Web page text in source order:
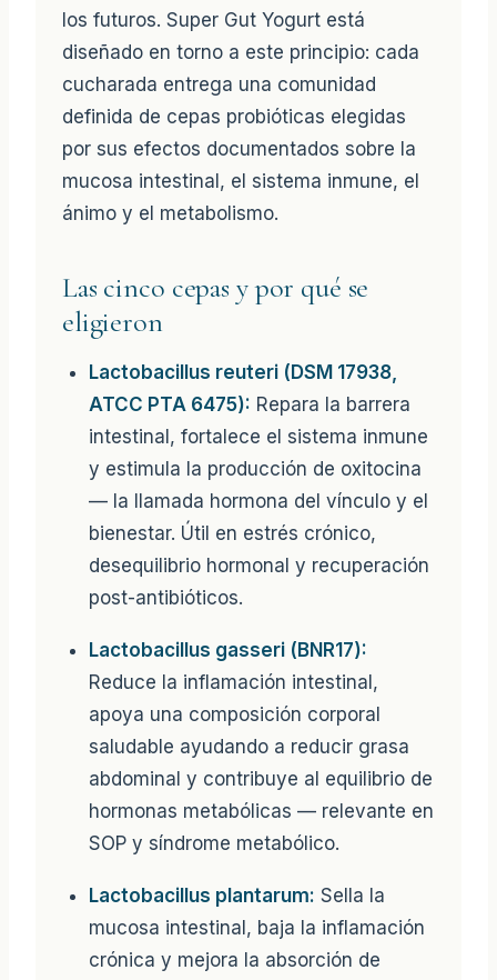
los futuros. Super Gut Yogurt está
diseñado en torno a este principio: cada
cucharada entrega una comunidad
definida de cepas probióticas elegidas
por sus efectos documentados sobre la
mucosa intestinal, el sistema inmune, el
ánimo y el metabolismo.
Las cinco cepas y por qué se
eligieron
Lactobacillus reuteri (DSM 17938,
ATCC PTA 6475): Repara la barrera
intestinal, fortalece el sistema inmune
y estimula la producción de oxitocina
— la llamada hormona del vínculo y el
bienestar. Útil en estrés crónico,
desequilibrio hormonal y recuperación
post-antibióticos.
Lactobacillus gasseri (BNR17):
Reduce la inflamación intestinal,
apoya una composición corporal
saludable ayudando a reducir grasa
abdominal y contribuye al equilibrio de
hormonas metabólicas — relevante en
SOP y síndrome metabólico.
Lactobacillus plantarum: Sella la
mucosa intestinal, baja la inflamación
crónica y mejora la absorción de